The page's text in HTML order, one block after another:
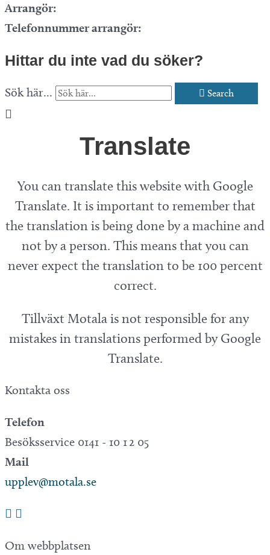
Arrangör:
Telefonnummer arrangör:
Hittar du inte vad du söker?
Sök här... Search
Translate
You can translate this website with Google
Translate. It is important to remember that
the translation is being done by a machine and
not by a person. This means that you can
never expect the translation to be 100 percent
correct.
Tillväxt Motala is not responsible for any
mistakes in translations performed by Google
Translate.
Kontakta oss
Telefon
Besöksservice 0141 - 10 1 2 05
Mail
upplev@motala.se
Om webbplatsen